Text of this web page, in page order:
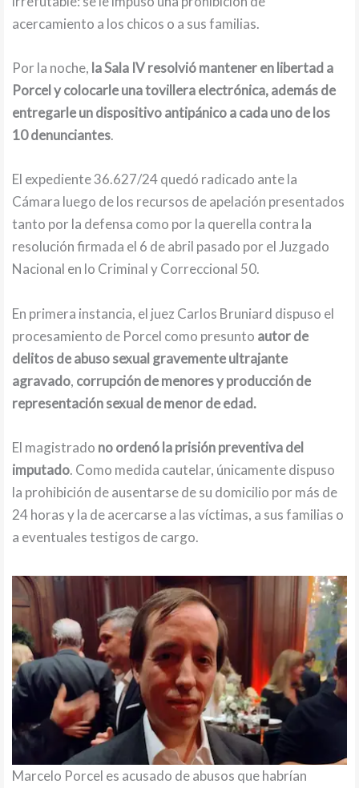
acercamiento a los chicos o a sus familias.
Por la noche, la Sala IV resolvió mantener en libertad a
Porcel y colocarle una tovillera electrónica, además de
entregarle un dispositivo antipánico a cada uno de los
10 denunciantes.
El expediente 36.627/24 quedó radicado ante la
Cámara luego de los recursos de apelación presentados
tanto por la defensa como por la querella contra la
resolución firmada el 6 de abril pasado por el Juzgado
Nacional en lo Criminal y Correccional 50.
En primera instancia, el juez Carlos Bruniard dispuso el
procesamiento de Porcel como presunto autor de
delitos de abuso sexual gravemente ultrajante
agravado, corrupción de menores y producción de
representación sexual de menor de edad.
El magistrado no ordenó la prisión preventiva del
imputado. Como medida cautelar, únicamente dispuso
la prohibición de ausentarse de su domicilio por más de
24 horas y la de acercarse a las víctimas, a sus familias o
a eventuales testigos de cargo.
Marcelo Porcel es acusado de abusos que habrían